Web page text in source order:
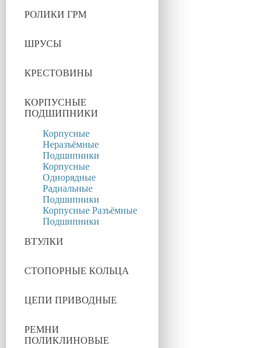
РОЛИКИ ГРМ
ШРУСЫ
КРЕСТОВИНЫ
КОРПУСНЫЕ
ПОДШИПНИКИ
Корпусные
Неразъёмные
Подшипники
Корпусные
Однорядные
Радиальные
Подшипники
Корпусные Разъёмные
Подшипники
ВТУЛКИ
СТОПОРНЫЕ КОЛЬЦА
ЦЕПИ ПРИВОДНЫЕ
РЕМНИ
ПОЛИКЛИНОВЫЕ